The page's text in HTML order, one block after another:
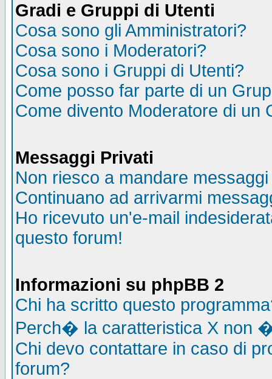
Gradi e Gruppi di Utenti
Cosa sono gli Amministratori?
Cosa sono i Moderatori?
Cosa sono i Gruppi di Utenti?
Come posso far parte di un
Come divento Moderatore di un
Messaggi Privati
Non riesco a mandare
Continuano ad arrivarmi
Ho ricevuto un'e-mail
questo forum!
Informazioni su phpBB 2
Chi ha scritto questo
Perch� la caratteristica X non
Chi devo contattare in caso di
forum?